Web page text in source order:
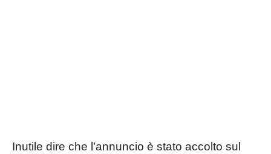
Inutile dire che l’annuncio è stato accolto sul